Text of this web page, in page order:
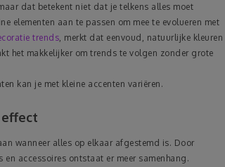
dat betekent niet dat je telkens alles moet
elementen aan te passen om mee te evolueren met
trends , merkt dat eenvoud, natuurlijke kleuren
het makkelijker om trends te volgen zonder grote
kan je met kleine accenten variëren.
wanneer alles op elkaar afgestemd is. Door
accessoires ontstaat er meer samenhang.